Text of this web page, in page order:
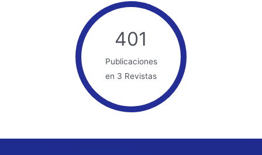
401
Publicaciones
en 3 Revistas